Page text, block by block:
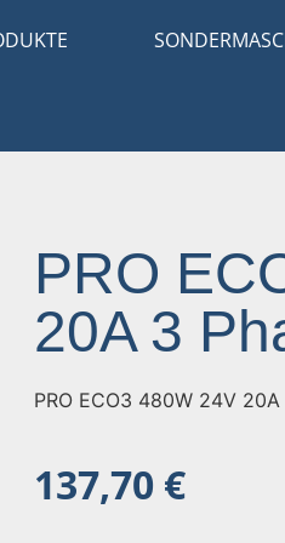
PRO
20A 3
PRO ECO3 480W 24V
137,70 €